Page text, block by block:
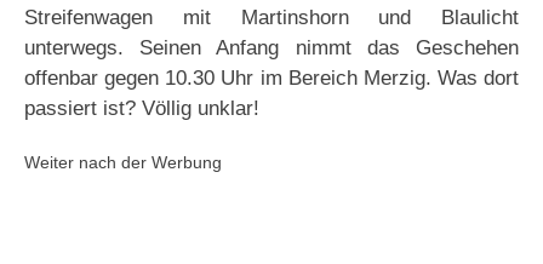
Streifenwagen mit Martinshorn und Blaulicht
unterwegs. Seinen Anfang nimmt das Geschehen
offenbar gegen 10.30 Uhr im Bereich Merzig. Was dort
passiert ist? Völlig unklar!
Weiter nach der Werbung